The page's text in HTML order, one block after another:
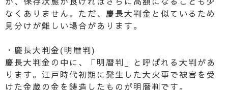
なくありません。ただ、慶長大判金と似ているため
見分けが難しい場合があります。
・慶長大判金(明暦判)
慶長大判金の中に、「明暦判」と呼ばれる大判があ
ります。江戸時代初期に発生した大火事で被害を受
けた金蔵の金を鋳造したものが明暦判です。